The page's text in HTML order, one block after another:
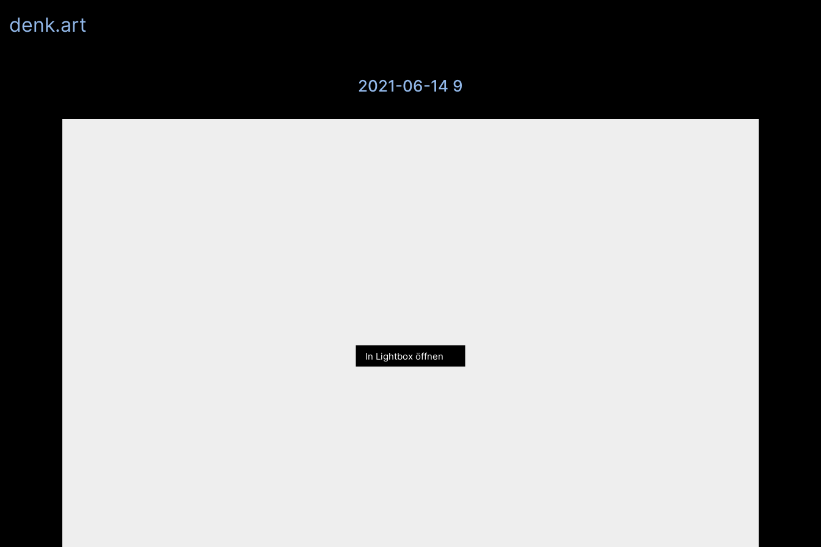
denk.art
2021-06-14 9
In Lightbox öffnen